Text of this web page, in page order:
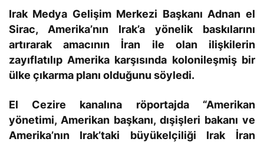
Irak Medya Gelişim Merkezi Başkanı Adnan el
Sirac, Amerika’nın Irak’a yönelik baskılarını
artırarak amacının İran ile olan ilişkilerin
zayıflatılıp Amerika karşısında kolonileşmiş bir
ülke çıkarma planı olduğunu söyledi.
El Cezire kanalına röportajda “Amerikan
yönetimi, Amerikan başkanı, dışişleri bakanı ve
Amerika’nın Irak’taki büyükelçiliği Irak İran